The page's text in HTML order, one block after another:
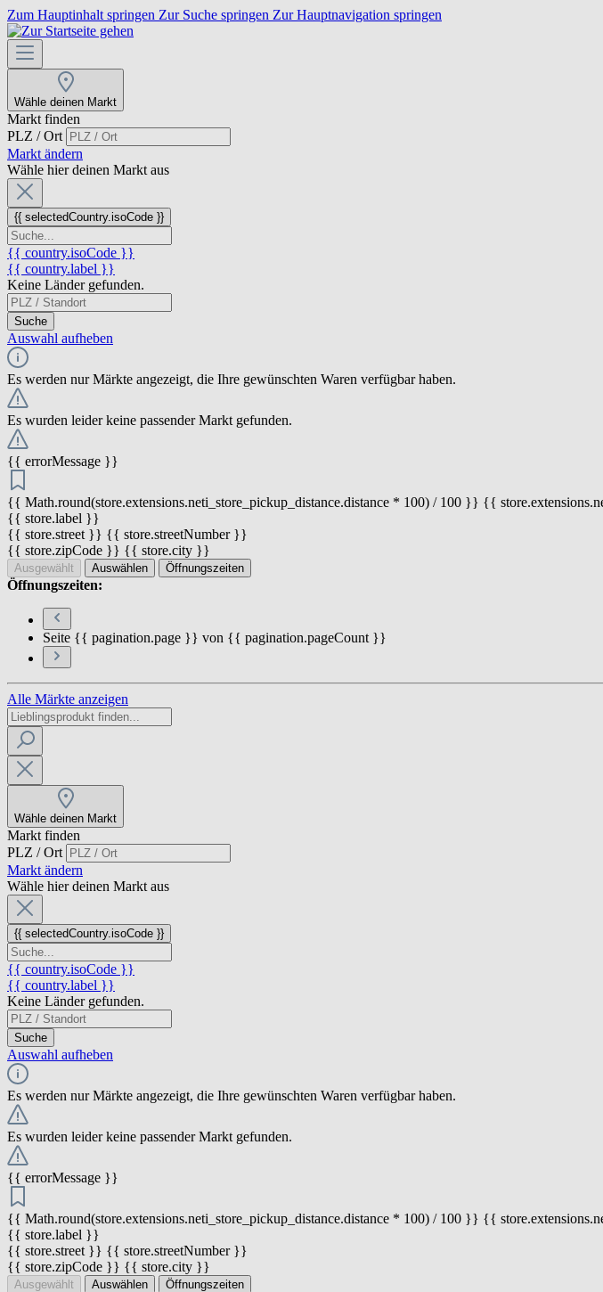
Zum Hauptinhalt springen Zur Suche springen Zur Hauptnavigation springen
Wähle deinen Markt
Markt finden
PLZ / Ort
Markt ändern
Wähle hier deinen Markt aus
{{ selectedCountry.isoCode }}
{{ country.isoCode }}
{{ country.label }}
Keine Länder gefunden.
Suche
Auswahl aufheben
Es werden nur Märkte angezeigt, die Ihre gewünschten Waren verfügbar haben.
Es wurden leider keine passender Markt gefunden.
{{ errorMessage }}
{{ Math.round(store.extensions.neti_store_pickup_distance.distance * 100) / 100 }} {{
{{ store.label }}
{{ store.street }} {{ store.streetNumber }}
{{ store.zipCode }} {{ store.city }}
Ausgewählt Auswählen Öffnungszeiten
Öffnungszeiten:
Seite {{ pagination.page }} von {{ pagination.pageCount }}
Alle Märkte anzeigen
Wähle deinen Markt
Markt finden
PLZ / Ort
Markt ändern
Wähle hier deinen Markt aus
{{ selectedCountry.isoCode }}
{{ country.isoCode }}
{{ country.label }}
Keine Länder gefunden.
Suche
Auswahl aufheben
Es werden nur Märkte angezeigt, die Ihre gewünschten Waren verfügbar haben.
Es wurden leider keine passender Markt gefunden.
{{ errorMessage }}
{{ Math.round(store.extensions.neti_store_pickup_distance.distance * 100) / 100 }} {{
{{ store.label }}
{{ store.street }} {{ store.streetNumber }}
{{ store.zipCode }} {{ store.city }}
Ausgewählt Auswählen Öffnungszeiten